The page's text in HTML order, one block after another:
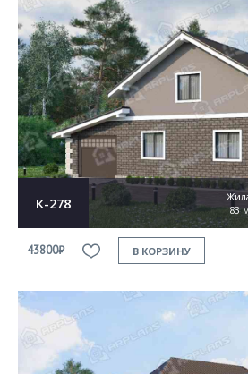
К-278
83
43800₽ В КОРЗИНУ